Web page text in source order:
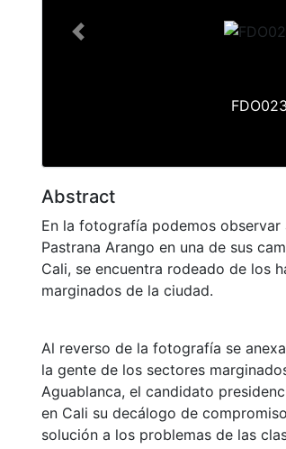
Previous
Abstract
En la fotografía podemos
Pastrana Arango en una de sus
Cali, se encuentra rodeado de los
marginados de la ciudad.
Al reverso de la fotografía se
la gente de los sectores
Aguablanca, el candidato
en Cali su decálogo de
solución a los problemas de las